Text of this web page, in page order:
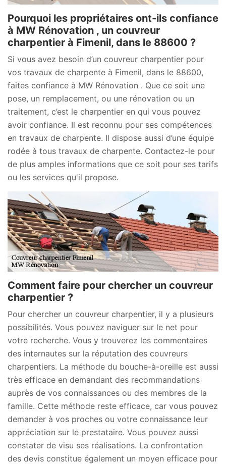
Pourquoi les propriétaires ont-ils confiance
à MW Rénovation , un couvreur
charpentier à Fimenil, dans le 88600 ?
Si vous avez besoin d’un couvreur charpentier pour
vos travaux de charpente à Fimenil, dans le 88600,
faites confiance à MW Rénovation . Que ce soit une
pose, un remplacement, ou une rénovation ou un
traitement, c’est le charpentier en qui vous pouvez
avoir confiance. Il est reconnu pour ses compétences
en travaux de charpente. Il dispose aussi d’une équipe
rodée à tous travaux de charpente. Contactez-le pour
de plus amples informations que ce soit pour ses tarifs
ou les services qu'il propose.
Comment faire pour chercher un couvreur
charpentier ?
Pour chercher un couvreur charpentier, il y a plusieurs
possibilités. Vous pouvez naviguer sur le net pour
votre recherche. Vous y trouverez les commentaires
des internautes sur la réputation des couvreurs
charpentiers. La méthode du bouche-à-oreille est aussi
très efficace en demandant des recommandations
auprès de vos connaissances ou des membres de la
famille. Cette méthode reste efficace, car vous pouvez
demander à vos proches ou votre connaissance leur
appréciation sur le prestataire. Vous pouvez aussi
constater de visu ses réalisations. La confrontation
des devis constitue également un moyen efficace pour